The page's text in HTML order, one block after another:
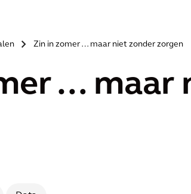
> Zin in zomer … maar niet zonder zorgen
… maar